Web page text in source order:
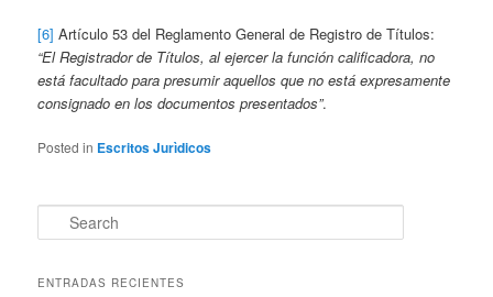
[6] Artículo 53 del Reglamento General de Registro de Títulos:
“El Registrador de Títulos, al ejercer la función calificadora, no
está facultado para presumir aquellos que no está expresamente
consignado en los documentos presentados”.
Posted in Escritos Jurìdicos
Search
ENTRADAS RECIENTES